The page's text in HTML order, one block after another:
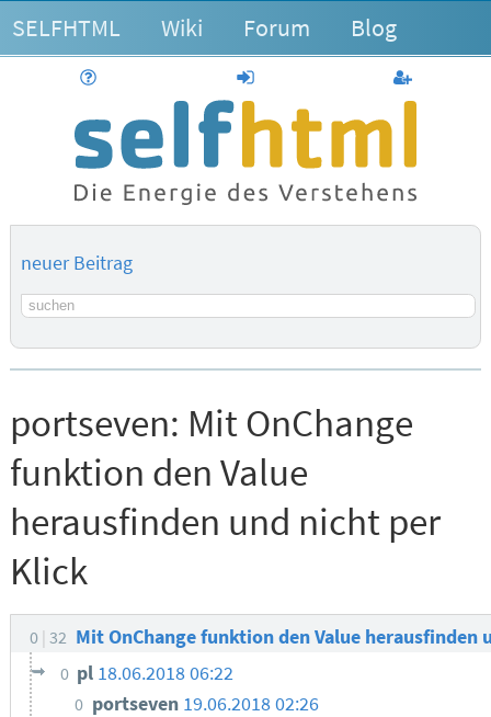
SELFHTML Wiki Forum Blog
anmelden
neuer Beitrag
Suchbegriff
portseven: Mit OnChange
funktion den Value
herausfinden und nicht per
Klick
0 32 Mit OnChange funktion den Value
0 pl 18.06.2018 06:22
0 portseven 19.06.2018 02:26